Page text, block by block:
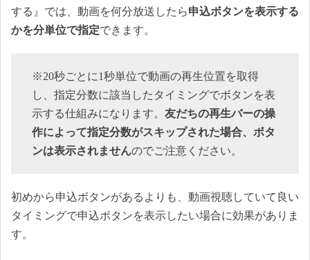
する』では、動画を何分放送したら申込ボタンを表示する
かを分単位で指定できます。
※20秒ごとに1秒単位で動画の再生位置を取得
し、指定分数に該当したタイミングでボタンを表
示する仕組みになります。 友だちの再生バーの操
作によって指定分数がスキップされた場合、ボタ
ンは表示されませんのでご注意ください。
初めから申込ボタンがあるよりも、動画視聴していて良い
タイミングで申込ボタンを表示したい場合に効果がありま
す。